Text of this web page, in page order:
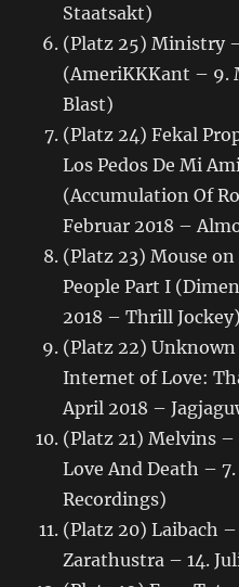
Staatsakt)
(Platz 25) Ministry
(AmeriKKKant – 9.
Blast)
(Platz 24) Fekal
Los Pedos De Mi
(Accumulation Of
Februar 2018 –
(Platz 23) Mouse
People Part I
2018 – Thrill Jockey)
(Platz 22)
Internet of Love:
April 2018 –
(Platz 21) Melvins –
Love And Death –
Recordings)
(Platz 20) Laibach –
Zarathustra – 14.